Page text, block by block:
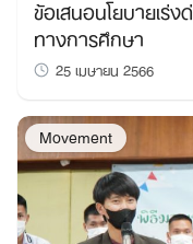
ข้อเสนอนโยบายเร่
ทางการศึกษา
25 เมษายน 2566
Movement